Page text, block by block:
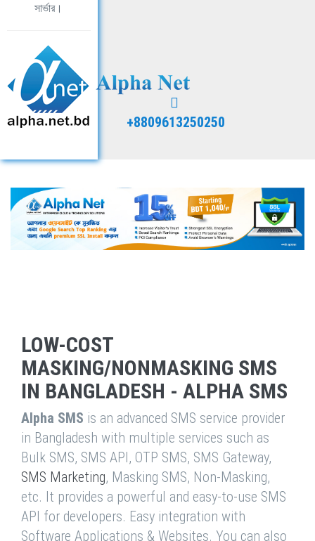
সার্ভার।
+8809613250250
LOW-COST
MASKING/NONMASKING SMS
IN BANGLADESH - ALPHA SMS
Alpha SMS is an advanced SMS service provider
in Bangladesh with multiple services such as
Bulk SMS, SMS API, OTP SMS, SMS Gateway,
SMS Marketing, Masking SMS, Non-Masking,
etc. It provides a powerful and easy-to-use SMS
API for developers. Easy integration with
Software Applications & Websites. You can also